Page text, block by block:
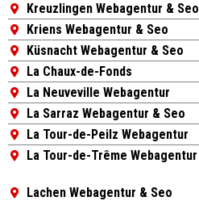
Kreuzlingen Webagentur & Seo
Kriens Webagentur & Seo
Küsnacht Webagentur & Seo
La Chaux-de-Fonds
La Neuveville Webagentur
La Sarraz Webagentur & Seo
La Tour-de-Peilz Webagentur
La Tour-de-Trême Webagentur
Lachen Webagentur & Seo